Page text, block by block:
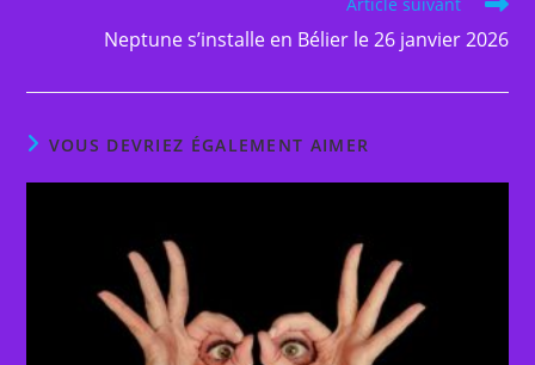
Neptune s’installe en Bélier le 26 janvier 2026
VOUS DEVRIEZ ÉGALEMENT AIMER